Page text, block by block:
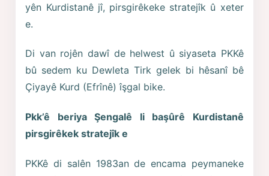
yên Kurdistanê jî, pirsgirêkeke stratejîk û xeter
e.
Di van rojên dawî de helwest û siyaseta PKKê
bû sedem ku Dewleta Tirk gelek bi hêsanî bê
Çiyayê Kurd (Efrînê) îşgal bike.
Pkk’ê beriya Şengalê li başûrê Kurdistanê
pirsgirêkek stratejîk e
PKKê di salên 1983an de encama peymaneke